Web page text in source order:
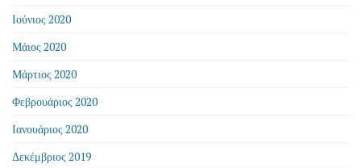
Ιούνιος 2020
Μάιος 2020
Μάρτιος 2020
Φεβρουάριος 2020
Ιανουάριος 2020
Δεκέμβριος 2019